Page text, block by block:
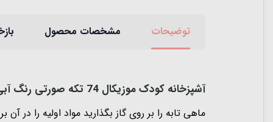
توضیحات مشخصات محصول
آشپزخانه کودک موزیکال 74 تکه صورتی رنگ آبی
ماهی تابه را بر روی گاز بگذارید مواد اولیه را در